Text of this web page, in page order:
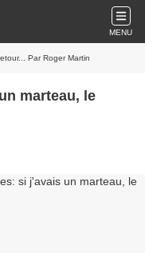
MENU
Par Roger Martin
marteau, le